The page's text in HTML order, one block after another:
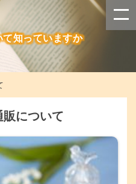
知っていますか
について